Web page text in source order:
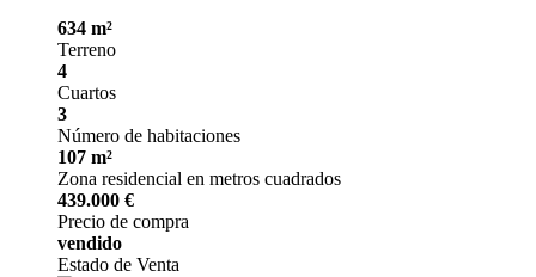
634 m²
Terreno
4
Cuartos
3
Número de habitaciones
107 m²
Zona residencial en metros cuadrados
439.000 €
Precio de compra
vendido
Estado de Venta